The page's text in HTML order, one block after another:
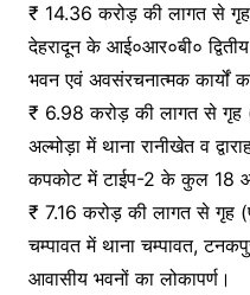
₹ 14.36 करोड़ की लागत से
देहरादून के आई०आर०बी०
भवन एवं अवसंरचनात्मक कार्यों
₹ 6.98 करोड़ की लागत से गृह
अल्मोड़ा में थाना रानीखेत व
कपकोट में टाईप-2 के कुल 18
₹ 7.16 करोड़ की लागत से गृह
चम्पावत में थाना चम्पावत,
आवासीय भवनों का लोकापर्ण।